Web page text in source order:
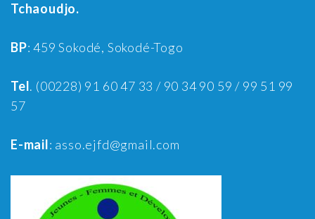
Tchaoudjo.
BP: 459 Sokodé, Sokodé-Togo
Tel. (00228) 91 60 47 33 / 90 34 90 59 / 99 51 99
57
E-mail: asso.ejfd@gmail.com